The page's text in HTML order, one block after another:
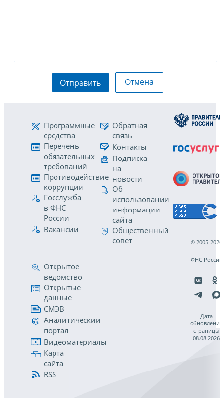
Отправить Отмена
Программные
средства
Перечень
обязательных
требований
Противодействие
коррупции
Госслужба
в ФНС
России
Вакансии
Обратная
связь
Контакты
Подписка
на
новости
Об
использовании
информации
сайта
Общественный
совет
Открытое
ведомство
Открытые
данные
СМЭВ
Аналитический
портал
Видеоматериалы
Карта
сайта
RSS
© 2005-
ФНС
Дата
страницы
08.08.2026